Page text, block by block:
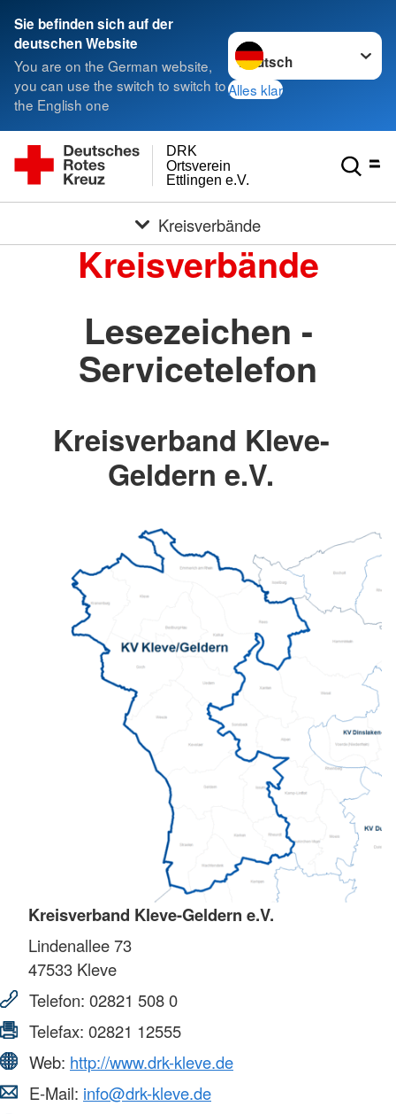
Sie befinden sich auf der
deutschen Website
You are on the German website,
you can use the switch to switch to
the English one
Sprache wechseln zu
Alles klar
Ettlingen e.V.
Ortsverein
DRK
Kreisverbände
Kreisverbände
Lesezeichen -
Servicetelefon
Kreisverband Kleve-
Geldern e.V.
Kreisverband Kleve-Geldern e.V.
Lindenallee 73
47533 Kleve
Telefon: 02821 508 0
Telefax: 02821 12555
Web: http://www.drk-kleve.de
E-Mail: info@drk-kleve.de